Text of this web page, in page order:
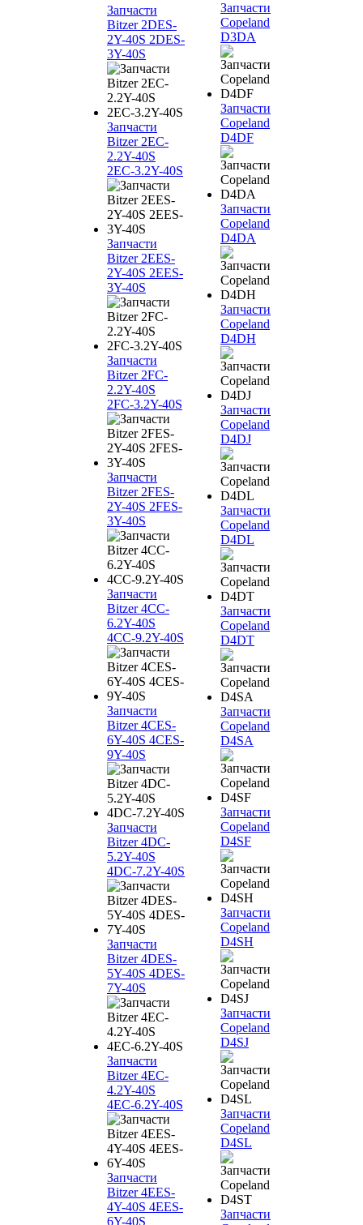
Запчасти
Bitzer 2DES-
2Y-40S 2DES-
3Y-40S
Запчасти
Bitzer 2EC-
2.2Y-40S
2EC-3.2Y-40S
Запчасти
Bitzer 2EES-
2Y-40S 2EES-
3Y-40S
Запчасти
Bitzer 2FC-
2.2Y-40S
2FC-3.2Y-40S
Запчасти
Bitzer 2FES-
2Y-40S 2FES-
3Y-40S
Запчасти
Bitzer 4CC-
6.2Y-40S
4CC-9.2Y-40S
Запчасти
Bitzer 4CES-
6Y-40S 4CES-
9Y-40S
Запчасти
Bitzer 4DC-
5.2Y-40S
4DC-7.2Y-40S
Запчасти
Bitzer 4DES-
5Y-40S 4DES-
7Y-40S
Запчасти
Bitzer 4EC-
4.2Y-40S
4EC-6.2Y-40S
Запчасти
Bitzer 4EES-
4Y-40S 4EES-
6Y-40S
Запчасти
Copeland
D3DA
Запчасти
Copeland
D4DF
Запчасти
Copeland
D4DA
Запчасти
Copeland
D4DH
Запчасти
Copeland
D4DJ
Запчасти
Copeland
D4DL
Запчасти
Copeland
D4DT
Запчасти
Copeland
D4SA
Запчасти
Copeland
D4SF
Запчасти
Copeland
D4SH
Запчасти
Copeland
D4SJ
Запчасти
Copeland
D4SL
Запчасти